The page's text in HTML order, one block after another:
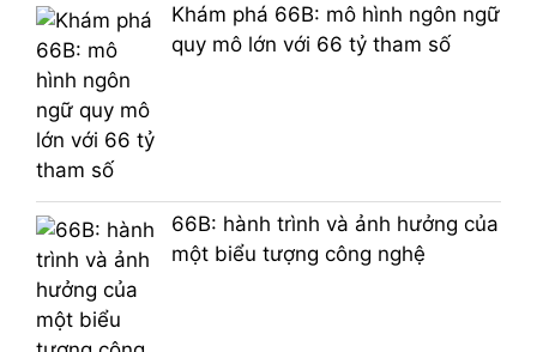
Khám phá 66B: mô hình ngôn ngữ
quy mô lớn với 66 tỷ tham số
66B: hành trình và ảnh hưởng của
một biểu tượng công nghệ